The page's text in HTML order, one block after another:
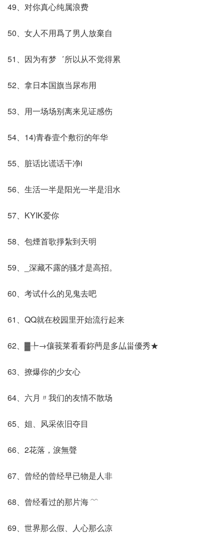
49、对你真心纯属浪费
50、女人不用爲了男人放棄自
51、因为有梦゛所以从不觉得累
52、拿日本国旗当尿布用
53、用一场场别离来见证感伤
54、14)青春壹个敷衍的年华
55、脏话比谎话干净i
56、生活一半是阳光一半是泪水
57、KYIK爱你
58、包煙首歌掙紮到天明
59、_深藏不露的骚才是高招。
60、考试什么的见鬼去吧
61、QQ就在校园里开始流行起来
62、▓╄→儴莪莱看看鉨菛是多厸甾優秀★
63、撩爆你的少女心
64、六月〃我们的友情不散场
65、姐、风采依旧夺目
66、2花落，淚無聲
67、曾经的曾经早已物是人非
68、曾经看过的那片海 ﹌
69、世界那么假、人心那么凉